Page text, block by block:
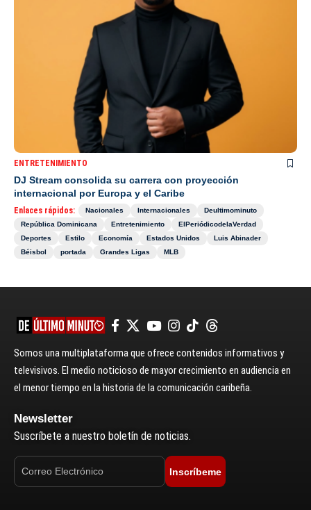
ENTRETENIMIENTO
DJ Stream consolida su carrera con proyección
internacional por Europa y el Caribe
Enlaces rápidos: Nacionales Internacionales
Deultimominuto
República Dominicana
Entretenimiento
ElPeriódicodelaVerdad
Deportes
Estilo Economía Estados Unidos
Luis Abinader
Béisbol
portada Grandes Ligas MLB
Somos una multiplataforma que ofrece contenidos informativos y
televisivos. El medio noticioso de mayor crecimiento en audiencia en
el menor tiempo en la historia de la comunicación caribeña.
Newsletter
Suscríbete a nuestro boletín de noticias.
Inscríbeme